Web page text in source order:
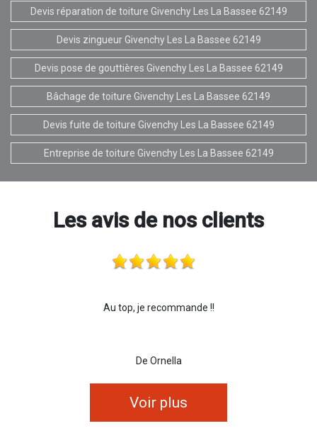
Devis réparation de toiture Givenchy Les La Bassee 62149
Devis zingueur Givenchy Les La Bassee 62149
Devis pose de gouttières Givenchy Les La Bassee 62149
Bâchage de toiture Givenchy Les La Bassee 62149
Devis fuite de toiture Givenchy Les La Bassee 62149
Entreprise de toiture Givenchy Les La Bassee 62149
Les avis de nos clients
Au top, je recommande !!
De Ornella
Voir plus